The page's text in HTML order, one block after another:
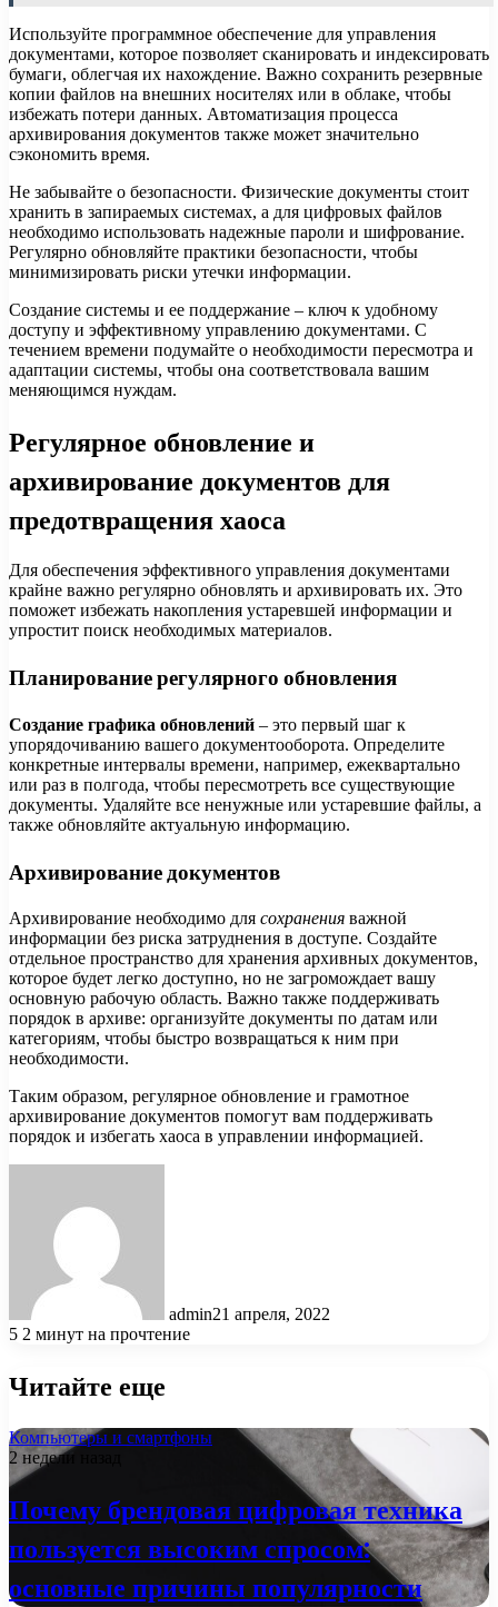
Используйте программное обеспечение для управления
документами, которое позволяет сканировать и индексировать
бумаги, облегчая их нахождение. Важно сохранить резервные
копии файлов на внешних носителях или в облаке, чтобы
избежать потери данных. Автоматизация процесса
архивирования документов также может значительно
сэкономить время.
Не забывайте о безопасности. Физические документы стоит
хранить в запираемых системах, а для цифровых файлов
необходимо использовать надежные пароли и шифрование.
Регулярно обновляйте практики безопасности, чтобы
минимизировать риски утечки информации.
Создание системы и ее поддержание – ключ к удобному
доступу и эффективному управлению документами. С
течением времени подумайте о необходимости пересмотра и
адаптации системы, чтобы она соответствовала вашим
меняющимся нуждам.
Регулярное обновление и
архивирование документов для
предотвращения хаоса
Для обеспечения эффективного управления документами
крайне важно регулярно обновлять и архивировать их. Это
поможет избежать накопления устаревшей информации и
упростит поиск необходимых материалов.
Планирование регулярного обновления
Создание графика обновлений – это первый шаг к
упорядочиванию вашего документооборота. Определите
конкретные интервалы времени, например, ежеквартально
или раз в полгода, чтобы пересмотреть все существующие
документы. Удаляйте все ненужные или устаревшие файлы, а
также обновляйте актуальную информацию.
Архивирование документов
Архивирование необходимо для сохранения важной
информации без риска затруднения в доступе. Создайте
отдельное пространство для хранения архивных документов,
которое будет легко доступно, но не загромождает вашу
основную рабочую область. Важно также поддерживать
порядок в архиве: организуйте документы по датам или
категориям, чтобы быстро возвращаться к ним при
необходимости.
Таким образом, регулярное обновление и грамотное
архивирование документов помогут вам поддерживать
порядок и избегать хаоса в управлении информацией.
admin21 апреля, 2022
5 2 минут на прочтение
Читайте еще
Компьютеры и смартфоны
2 недели назад
Почему брендовая цифровая техника
пользуется высоким спросом:
основные причины популярности